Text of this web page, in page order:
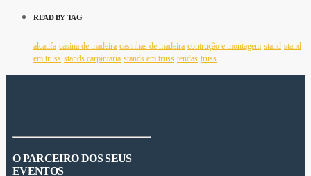
READ BY TAG
alcatifa casina de madeira casinhas de madeira contrução e montagem stand stand
em truss stands carpintaria stands em truss tendas truss
O PARCEIRO DOS SEUS
EVENTOS